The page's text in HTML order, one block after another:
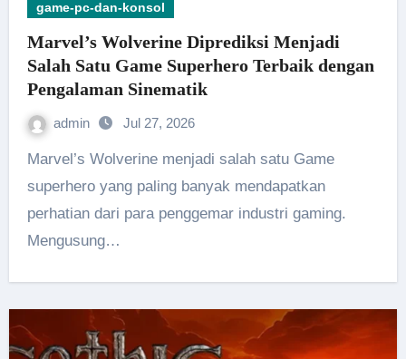
game-pc-dan-konsol
Marvel’s Wolverine Diprediksi Menjadi
Salah Satu Game Superhero Terbaik dengan
Pengalaman Sinematik
admin Jul 27, 2026
Marvel’s Wolverine menjadi salah satu Game
superhero yang paling banyak mendapatkan
perhatian dari para penggemar industri gaming.
Mengusung…